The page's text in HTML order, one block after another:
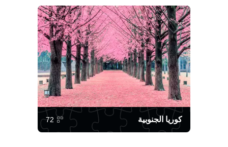
كوريا الجنوبية 72